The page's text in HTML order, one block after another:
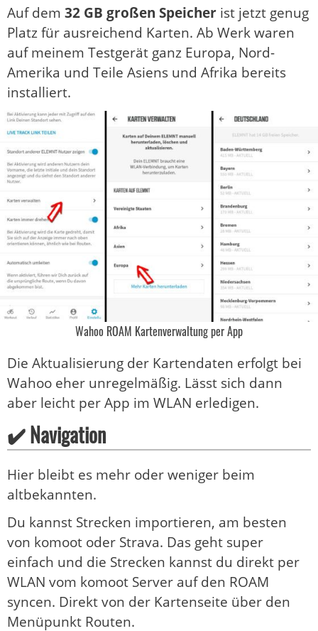
Auf dem 32 GB großen Speicher ist jetzt genug
Platz für ausreichend Karten. Ab Werk waren
auf meinem Testgerät ganz Europa, Nord-
Amerika und Teile Asiens und Afrika bereits
installiert.
Wahoo ROAM Kartenverwaltung per App
Die Aktualisierung der Kartendaten erfolgt bei
Wahoo eher unregelmäßig. Lässt sich dann
aber leicht per App im WLAN erledigen.
✔️ Navigation
Hier bleibt es mehr oder weniger beim
altbekannten.
Du kannst Strecken importieren, am besten
von komoot oder Strava. Das geht super
einfach und die Strecken kannst du direkt per
WLAN vom komoot Server auf den ROAM
syncen. Direkt von der Kartenseite über den
Menüpunkt Routen.